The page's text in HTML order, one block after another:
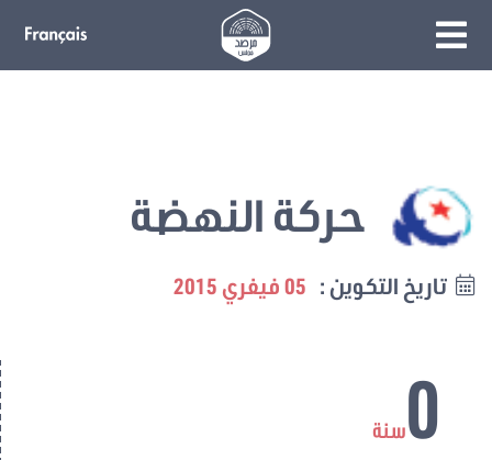
حركة النهضة
تاريخ التكوين : 05 فيفري 2015
0سنة